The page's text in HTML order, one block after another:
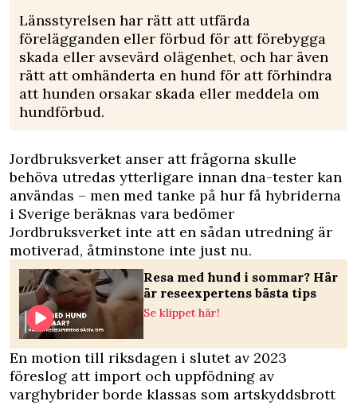
Länsstyrelsen har rätt att utfärda
förelägganden eller förbud för att förebygga
skada eller avsevärd olägenhet, och har även
rätt att omhänderta en hund för att förhindra
att hunden orsakar skada eller meddela om
hundförbud.
Jordbruksverket anser att frågorna skulle
behöva utredas ytterligare innan dna-tester kan
användas – men med tanke på hur få hybriderna
i Sverige beräknas vara bedömer
Jordbruksverket inte att en sådan utredning är
motiverad, åtminstone inte just nu.
Resa med hund i sommar? Här
är reseexpertens bästa tips
Se klippet här!
En motion till riksdagen i slutet av 2023
föreslog att import och uppfödning av
varghybrider borde klassas som artskyddsbrott